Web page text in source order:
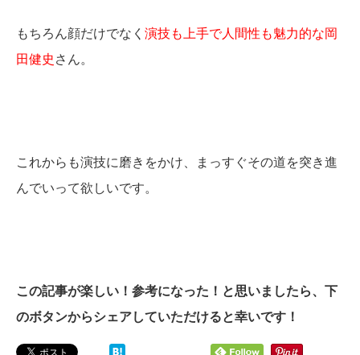
もちろん顔だけでなく 演技も上手で人間性も魅力的な岡
田健史 さん。
これからも演技に磨きをかけ、まっすぐその道を突き進
んでいって欲しいです。
この記事が楽しい！参考になった！と思いましたら、下
のボタンからシェアしていただけると幸いです！